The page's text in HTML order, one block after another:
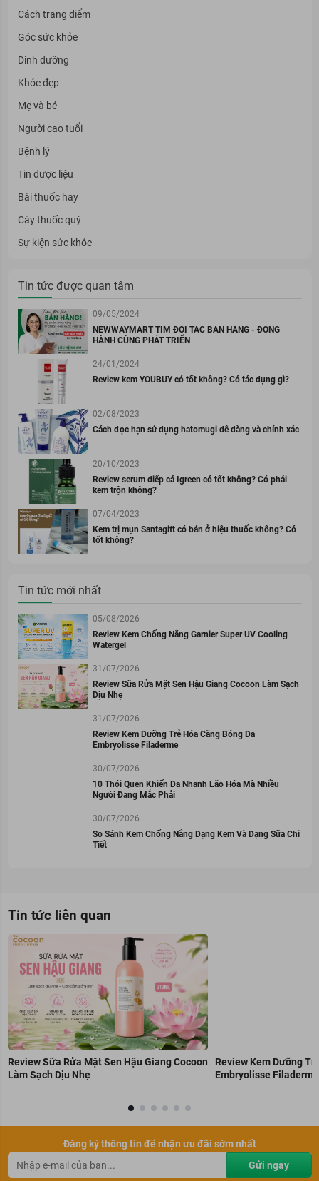
Cách trang điểm
Góc sức khỏe
Dinh dưỡng
Khỏe đẹp
Mẹ và bé
Người cao tuổi
Bệnh lý
Tin dược liệu
Bài thuốc hay
Cây thuốc quý
Sự kiện sức khỏe
Tin tức được quan tâm
09/05/2024
NEWWAYMART TÌM ĐỐI TÁC BÁN HÀNG - ĐỒNG
HÀNH CÙNG PHÁT TRIỂN
24/01/2024
Review kem YOUBUY có tốt không? Có tác dụng gì?
02/08/2023
Cách đọc hạn sử dụng hatomugi dễ dàng và chính xác
20/10/2023
Review serum diếp cá Igreen có tốt không? Có phải
kem trộn không?
07/04/2023
Kem trị mụn Santagift có bán ở hiệu thuốc không? Có
tốt không?
Tin tức mới nhất
05/08/2026
Review Kem Chống Nắng Garnier Super UV Cooling
Watergel
31/07/2026
Review Sữa Rửa Mặt Sen Hậu Giang Cocoon Làm Sạch
Dịu Nhẹ
31/07/2026
Review Kem Dưỡng Trẻ Hóa Căng Bóng Da
Embryolisse Filaderme
30/07/2026
10 Thói Quen Khiến Da Nhanh Lão Hóa Mà Nhiều
Người Đang Mắc Phải
30/07/2026
So Sánh Kem Chống Nắng Dạng Kem Và Dạng Sữa Chi
Tiết
Tin tức liên quan
Review Sữa Rửa Mặt Sen Hậu Giang Cocoon
Làm Sạch Dịu Nhẹ
Review Kem Dưỡng
Embryolisse Filaderme
Đăng ký thông tin để nhận ưu đãi sớm nhất
Gửi ngay